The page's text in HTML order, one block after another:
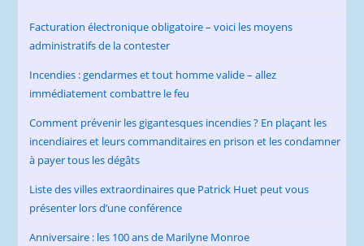
Facturation électronique obligatoire – voici les moyens
administratifs de la contester
Incendies : gendarmes et tout homme valide – allez
immédiatement combattre le feu
Comment prévenir les gigantesques incendies ? En plaçant les
incendiaires et leurs commanditaires en prison et les condamner
à payer tous les dégâts
Liste des villes extraordinaires que Patrick Huet peut vous
présenter lors d’une conférence
Anniversaire : les 100 ans de Marilyne Monroe